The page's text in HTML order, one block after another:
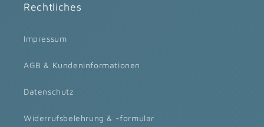
Rechtliches
Impressum
AGB & Kundeninformationen
Datenschutz
Widerrufsbelehrung & -formular